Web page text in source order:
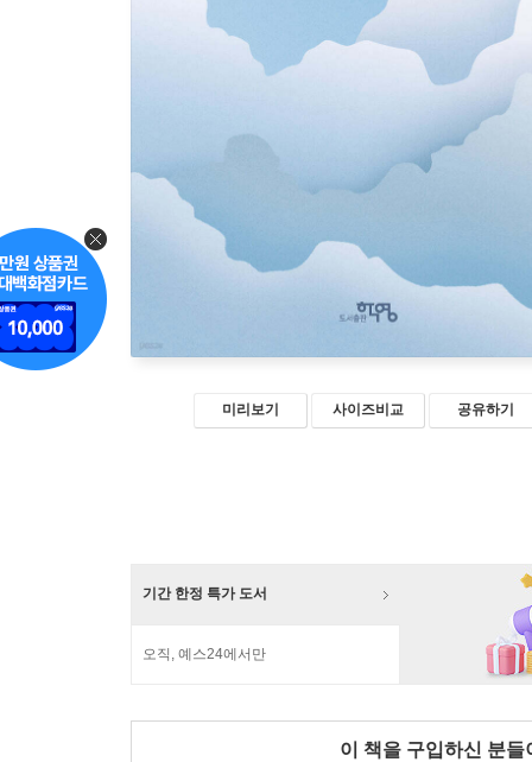
미리보기 사이즈비교 공유하기
기간 한정 특가 도서
오직, 예스24에서만
이 책을 구입하신 분